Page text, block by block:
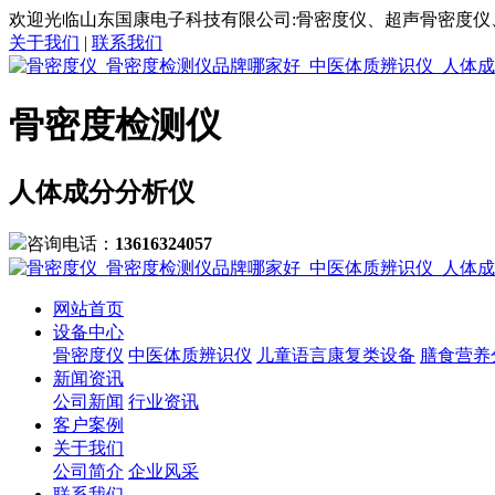
欢迎光临山东国康电子科技有限公司:骨密度仪、超声骨密度
关于我们 | 联系我们
骨密度检测仪
人体成分分析仪
咨询电话： 13616324057
网站首页
设备中心
骨密度仪 中医体质辨识仪 儿童语言康复类设备 膳食营
新闻资讯
公司新闻 行业资讯
客户案例
关于我们
公司简介 企业风采